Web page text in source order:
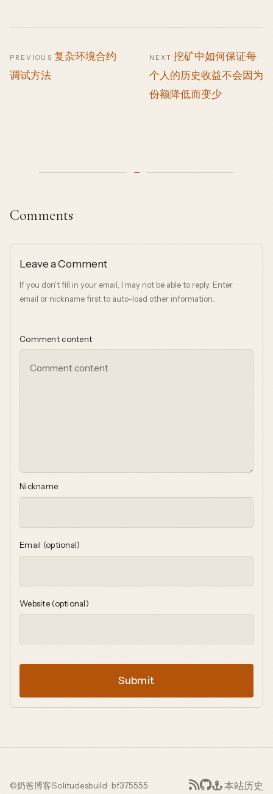
PREVIOUS 复杂环境合约
调试方法
NEXT 挖矿中如何保证每
个人的历史收益不会因为
份额降低而变少
Comments
Leave a Comment
If you don't fill in your email, I may not be able to reply. Enter
email or nickname first to auto-load other information.
Comment content
Nickname
Email (optional)
Website (optional)
Submit
©奶爸博客·Solitudesbuild · bf375555 本站历史